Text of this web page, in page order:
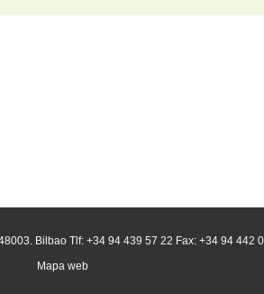
Bilbao Tlf: +34 94 439 57 22 Fax: +34 94 442
Mapa web